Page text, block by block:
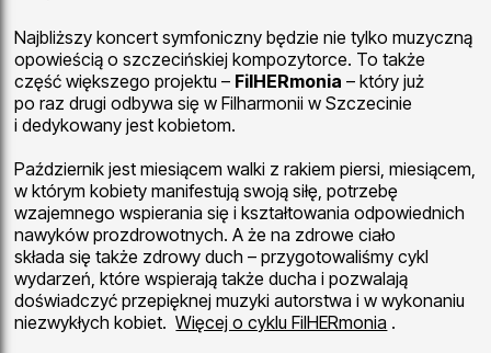
Najbliższy koncert symfoniczny będzie nie tylko muzyczną
opowieścią o szczecińskiej kompozytorce. To także
część większego projektu – FilHERmonia – który już
po raz drugi odbywa się w Filharmonii w Szczecinie
i dedykowany jest kobietom.
Październik jest miesiącem walki z rakiem piersi, miesiącem,
w którym kobiety manifestują swoją siłę, potrzebę
wzajemnego wspierania się i kształtowania odpowiednich
nawyków prozdrowotnych. A że na zdrowe ciało
składa się także zdrowy duch – przygotowaliśmy cykl
wydarzeń, które wspierają także ducha i pozwalają
doświadczyć przepięknej muzyki autorstwa i w wykonaniu
niezwykłych kobiet. Więcej o cyklu FilHERmonia .